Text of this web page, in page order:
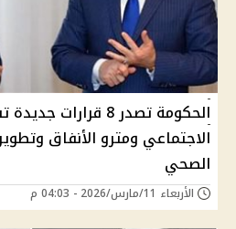
الحكومة تصدر 8
الاجتماعي ومترو الأنفاق
الصحي
الأربعاء 11/مارس/2026 - 04:03 م